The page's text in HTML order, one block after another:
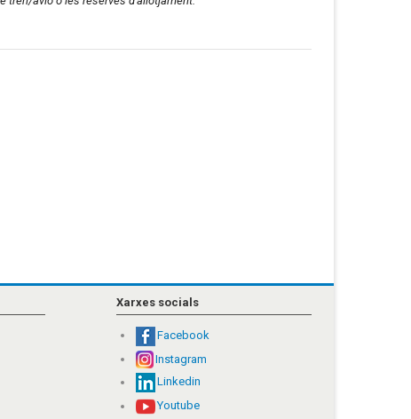
Xarxes socials
Facebook
Instagram
Linkedin
Youtube